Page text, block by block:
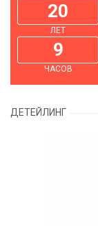
20
ЛЕТ
9
ЧАСОВ
ДЕТЕЙЛИНГ